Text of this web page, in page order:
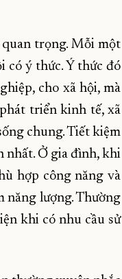
trọng. Mỗi một
có ý thức. Ý thức đó
cho xã hội, mà
triển kinh tế, xã
chung. Tiết kiệm
nhất. Ở gia đình, khi
hợp công năng và
năng lượng. Thường
khi có nhu cầu sử